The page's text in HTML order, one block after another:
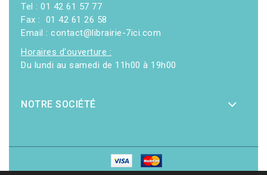
Tel : 01 42 61 57 77
Fax : 01 42 61 26 58
Email : contact@librairie-7ici.com
Horaires d'ouverture :
Du lundi au samedi de 11h00 à 19h00
NOTRE SOCIÉTÉ